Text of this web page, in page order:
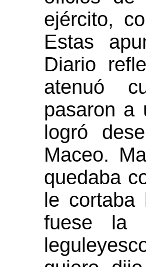
ejército,
Estas
Diario
atenuó
pasaron a
logró
Maceo.
quedaba
le cortaba
fuese la